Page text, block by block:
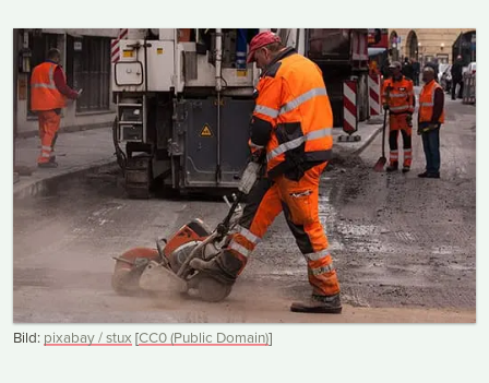
Bild: pixabay / stux [CC0 (Public Domain)]